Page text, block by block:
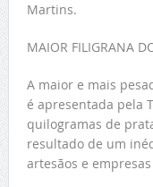
Martins.
MAIOR FILIGRANA
A maior e mais
é apresentada pela
quilogramas de
resultado de um
artesãos e